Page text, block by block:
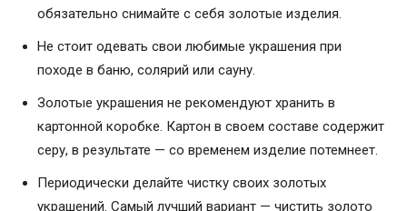
обязательно снимайте с себя золотые изделия.
Не стоит одевать свои любимые украшения при
походе в баню, солярий или сауну.
Золотые украшения не рекомендуют хранить в
картонной коробке. Картон в своем составе содержит
серу, в результате — со временем изделие потемнеет.
Периодически делайте чистку своих золотых
украшений. Самый лучший вариант — чистить золото